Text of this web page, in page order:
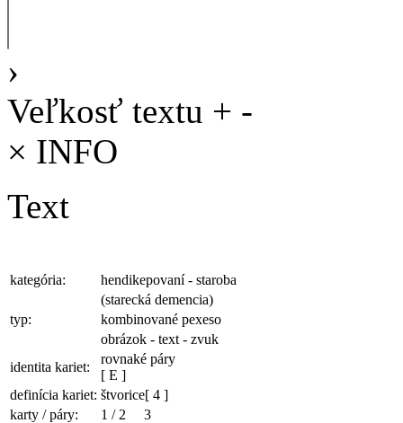
›
Veľkosť textu + -
× INFO
Text
kategória:
hendikepovaní - staroba
(starecká demencia)
typ:
kombinované pexeso
obrázok - text - zvuk
identita kariet:
rovnaké páry
[ E ]
definícia kariet: štvorice[ 4 ]
karty / páry:
1 / 2
3